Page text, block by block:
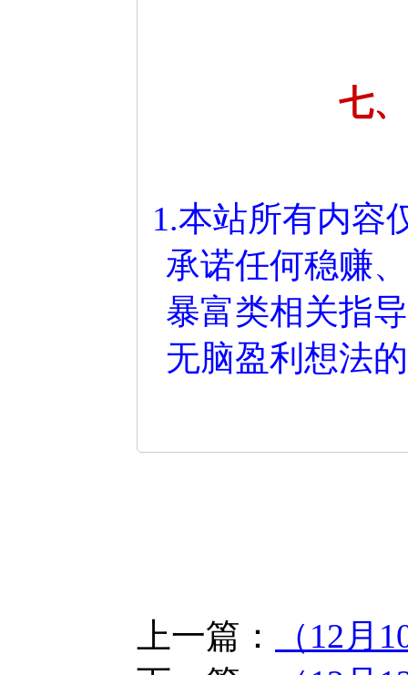
七
1.本站所有内容
承诺任何稳赚
暴富类相关指
无脑盈利想法
上一篇：
（12月